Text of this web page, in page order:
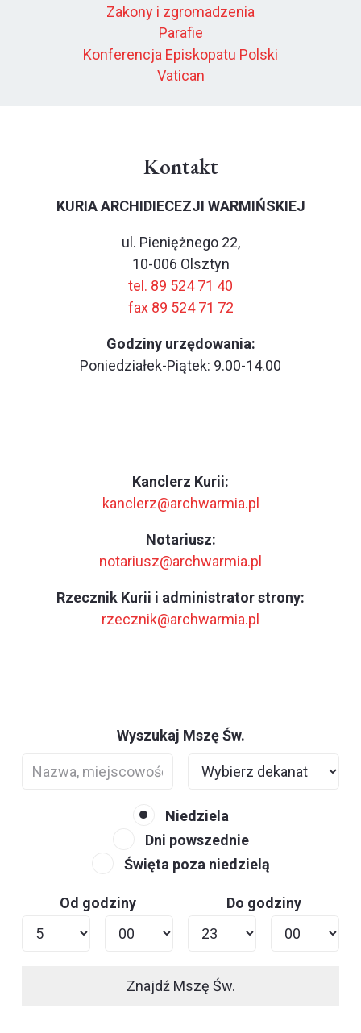
Zakony i zgromadzenia
Parafie
Konferencja Episkopatu Polski
Vatican
Kontakt
KURIA ARCHIDIECEZJI WARMIŃSKIEJ
ul. Pieniężnego 22,
10-006 Olsztyn
tel. 89 524 71 40
fax 89 524 71 72
Godziny urzędowania:
Poniedziałek-Piątek: 9.00-14.00
Kanclerz Kurii:
kanclerz@archwarmia.pl
Notariusz:
notariusz@archwarmia.pl
Rzecznik Kurii i administrator strony:
rzecznik@archwarmia.pl
Wyszukaj Mszę Św.
Niedziela
Dni powszednie
Święta poza niedzielą
Od godziny Do godziny
Znajdź Mszę Św.